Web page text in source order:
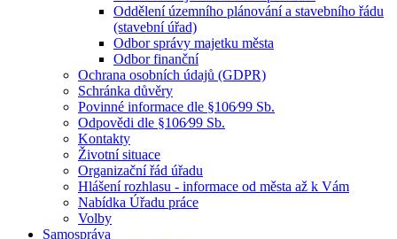
Oddělení územního plánování a stavebního řádu
(stavební úřad)
Odbor správy majetku města
Odbor finanční
Ochrana osobních údajů (GDPR)
Schránka důvěry
Povinné informace dle §106⁄99 Sb.
Odpovědi dle §106⁄99 Sb.
Kontakty
Životní situace
Organizační řád úřadu
Hlášení rozhlasu - informace od města až k Vám
Nabídka Úřadu práce
Volby
Samospráva